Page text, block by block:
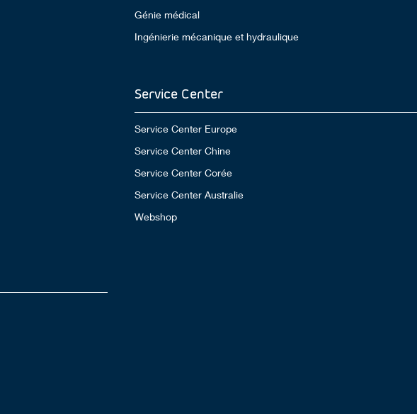
Génie médical
Ingénierie mécanique et hydraulique
Service Center
Service Center Europe
Service Center Chine
Service Center Corée
Service Center Australie
Webshop